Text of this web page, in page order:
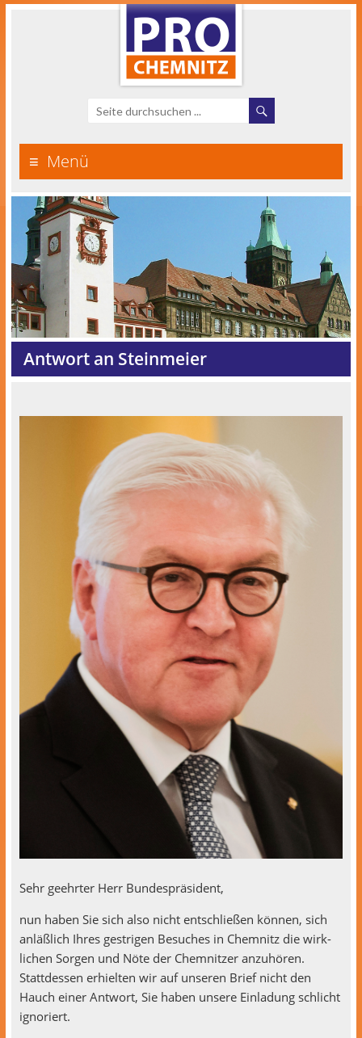
Menü
Antwort an Steinmeier
Sehr geehrter Herr Bundespräsident,
nun haben Sie sich also nicht entschließen kön­nen, sich
anläßlich Ihres gestri­gen Besuch­es in Chem­nitz die wirk­
lichen Sor­gen und Nöte der Chem­nitzer anzuhören.
Stattdessen erhiel­ten wir auf unseren Brief nicht den
Hauch ein­er Antwort, Sie haben unsere Ein­ladung schlicht
ignoriert.